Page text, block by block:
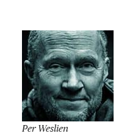
Per Weslien